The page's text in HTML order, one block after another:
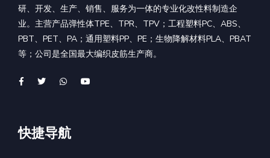
研、开发、生产、销售、服务为一体的专业化改性料制造企
业。主营产品弹性体TPE、TPR、TPV；工程塑料PC、ABS、
PBT、PET、PA；通用塑料PP、PE；生物降解材料PLA、PBAT
等；公司是全国最大编织皮筋生产商。
快捷导航